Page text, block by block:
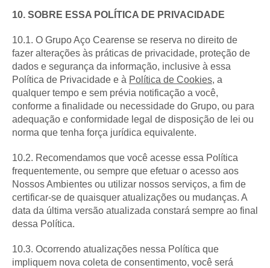
10. SOBRE ESSA POLÍTICA DE PRIVACIDADE
10.1. O Grupo Aço Cearense se reserva no direito de
fazer alterações às práticas de privacidade, proteção de
dados e segurança da informação, inclusive à essa
Política de Privacidade e à Política de Cookies, a
qualquer tempo e sem prévia notificação a você,
conforme a finalidade ou necessidade do Grupo, ou para
adequação e conformidade legal de disposição de lei ou
norma que tenha força jurídica equivalente.
10.2. Recomendamos que você acesse essa Política
frequentemente, ou sempre que efetuar o acesso aos
Nossos Ambientes ou utilizar nossos serviços, a fim de
certificar-se de quaisquer atualizações ou mudanças. A
data da última versão atualizada constará sempre ao final
dessa Política.
10.3. Ocorrendo atualizações nessa Política que
impliquem nova coleta de consentimento, você será